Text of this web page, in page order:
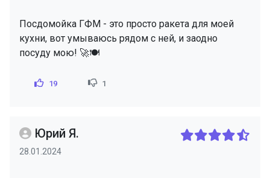
Посдомойка ГФМ - это просто ракета для моей
кухни, вот умываюсь рядом с ней, и заодно
посуду мою! 🚀🍽️
19 1
Юрий Я.
28.01.2024